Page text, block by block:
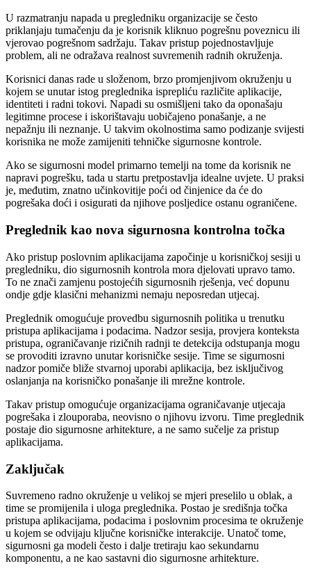
U razmatranju napada u pregledniku organizacije se često
priklanjaju tumačenju da je korisnik kliknuo pogrešnu poveznicu ili
vjerovao pogrešnom sadržaju. Takav pristup pojednostavljuje
problem, ali ne odražava realnost suvremenih radnih okruženja.
Korisnici danas rade u složenom, brzo promjenjivom okruženju u
kojem se unutar istog preglednika isprepliću različite aplikacije,
identiteti i radni tokovi. Napadi su osmišljeni tako da oponašaju
legitimne procese i iskorištavaju uobičajeno ponašanje, a ne
nepažnju ili neznanje. U takvim okolnostima samo podizanje svijesti
korisnika ne može zamijeniti tehničke sigurnosne kontrole.
Ako se sigurnosni model primarno temelji na tome da korisnik ne
napravi pogrešku, tada u startu pretpostavlja idealne uvjete. U praksi
je, međutim, znatno učinkovitije poći od činjenice da će do
pogrešaka doći i osigurati da njihove posljedice ostanu ograničene.
Preglednik kao nova sigurnosna kontrolna točka
Ako pristup poslovnim aplikacijama započinje u korisničkoj sesiji u
pregledniku, dio sigurnosnih kontrola mora djelovati upravo tamo.
To ne znači zamjenu postojećih sigurnosnih rješenja, već dopunu
ondje gdje klasični mehanizmi nemaju neposredan utjecaj.
Preglednik omogućuje provedbu sigurnosnih politika u trenutku
pristupa aplikacijama i podacima. Nadzor sesija, provjera konteksta
pristupa, ograničavanje rizičnih radnji te detekcija odstupanja mogu
se provoditi izravno unutar korisničke sesije. Time se sigurnosni
nadzor pomiče bliže stvarnoj uporabi aplikacija, bez isključivog
oslanjanja na korisničko ponašanje ili mrežne kontrole.
Takav pristup omogućuje organizacijama ograničavanje utjecaja
pogrešaka i zlouporaba, neovisno o njihovu izvoru. Time preglednik
postaje dio sigurnosne arhitekture, a ne samo sučelje za pristup
aplikacijama.
Zaključak
Suvremeno radno okruženje u velikoj se mjeri preselilo u oblak, a
time se promijenila i uloga preglednika. Postao je središnja točka
pristupa aplikacijama, podacima i poslovnim procesima te okruženje
u kojem se odvijaju ključne korisničke interakcije. Unatoč tome,
sigurnosni ga modeli često i dalje tretiraju kao sekundarnu
komponentu, a ne kao sastavni dio sigurnosne arhitekture.